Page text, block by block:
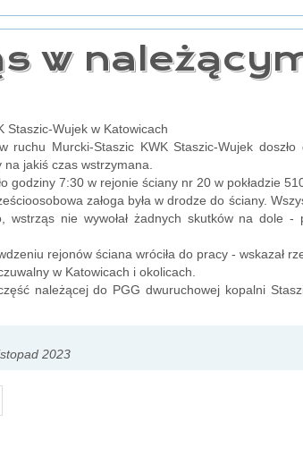
w
Staszic-Wujek w Katowicach
ruchu Murcki-Staszic KWK Staszic-Wujek
jakiś czas wstrzymana.
godziny 7:30 w rejonie ściany nr 20 w pokładzie
załoga była w drodze do ściany.
wstrząs nie wywołał żadnych skutków na dole -
rejonów ściana wróciła do pracy - wskazał
w Katowicach i okolicach.
należącej do PGG dwuruchowej kopalni
2023